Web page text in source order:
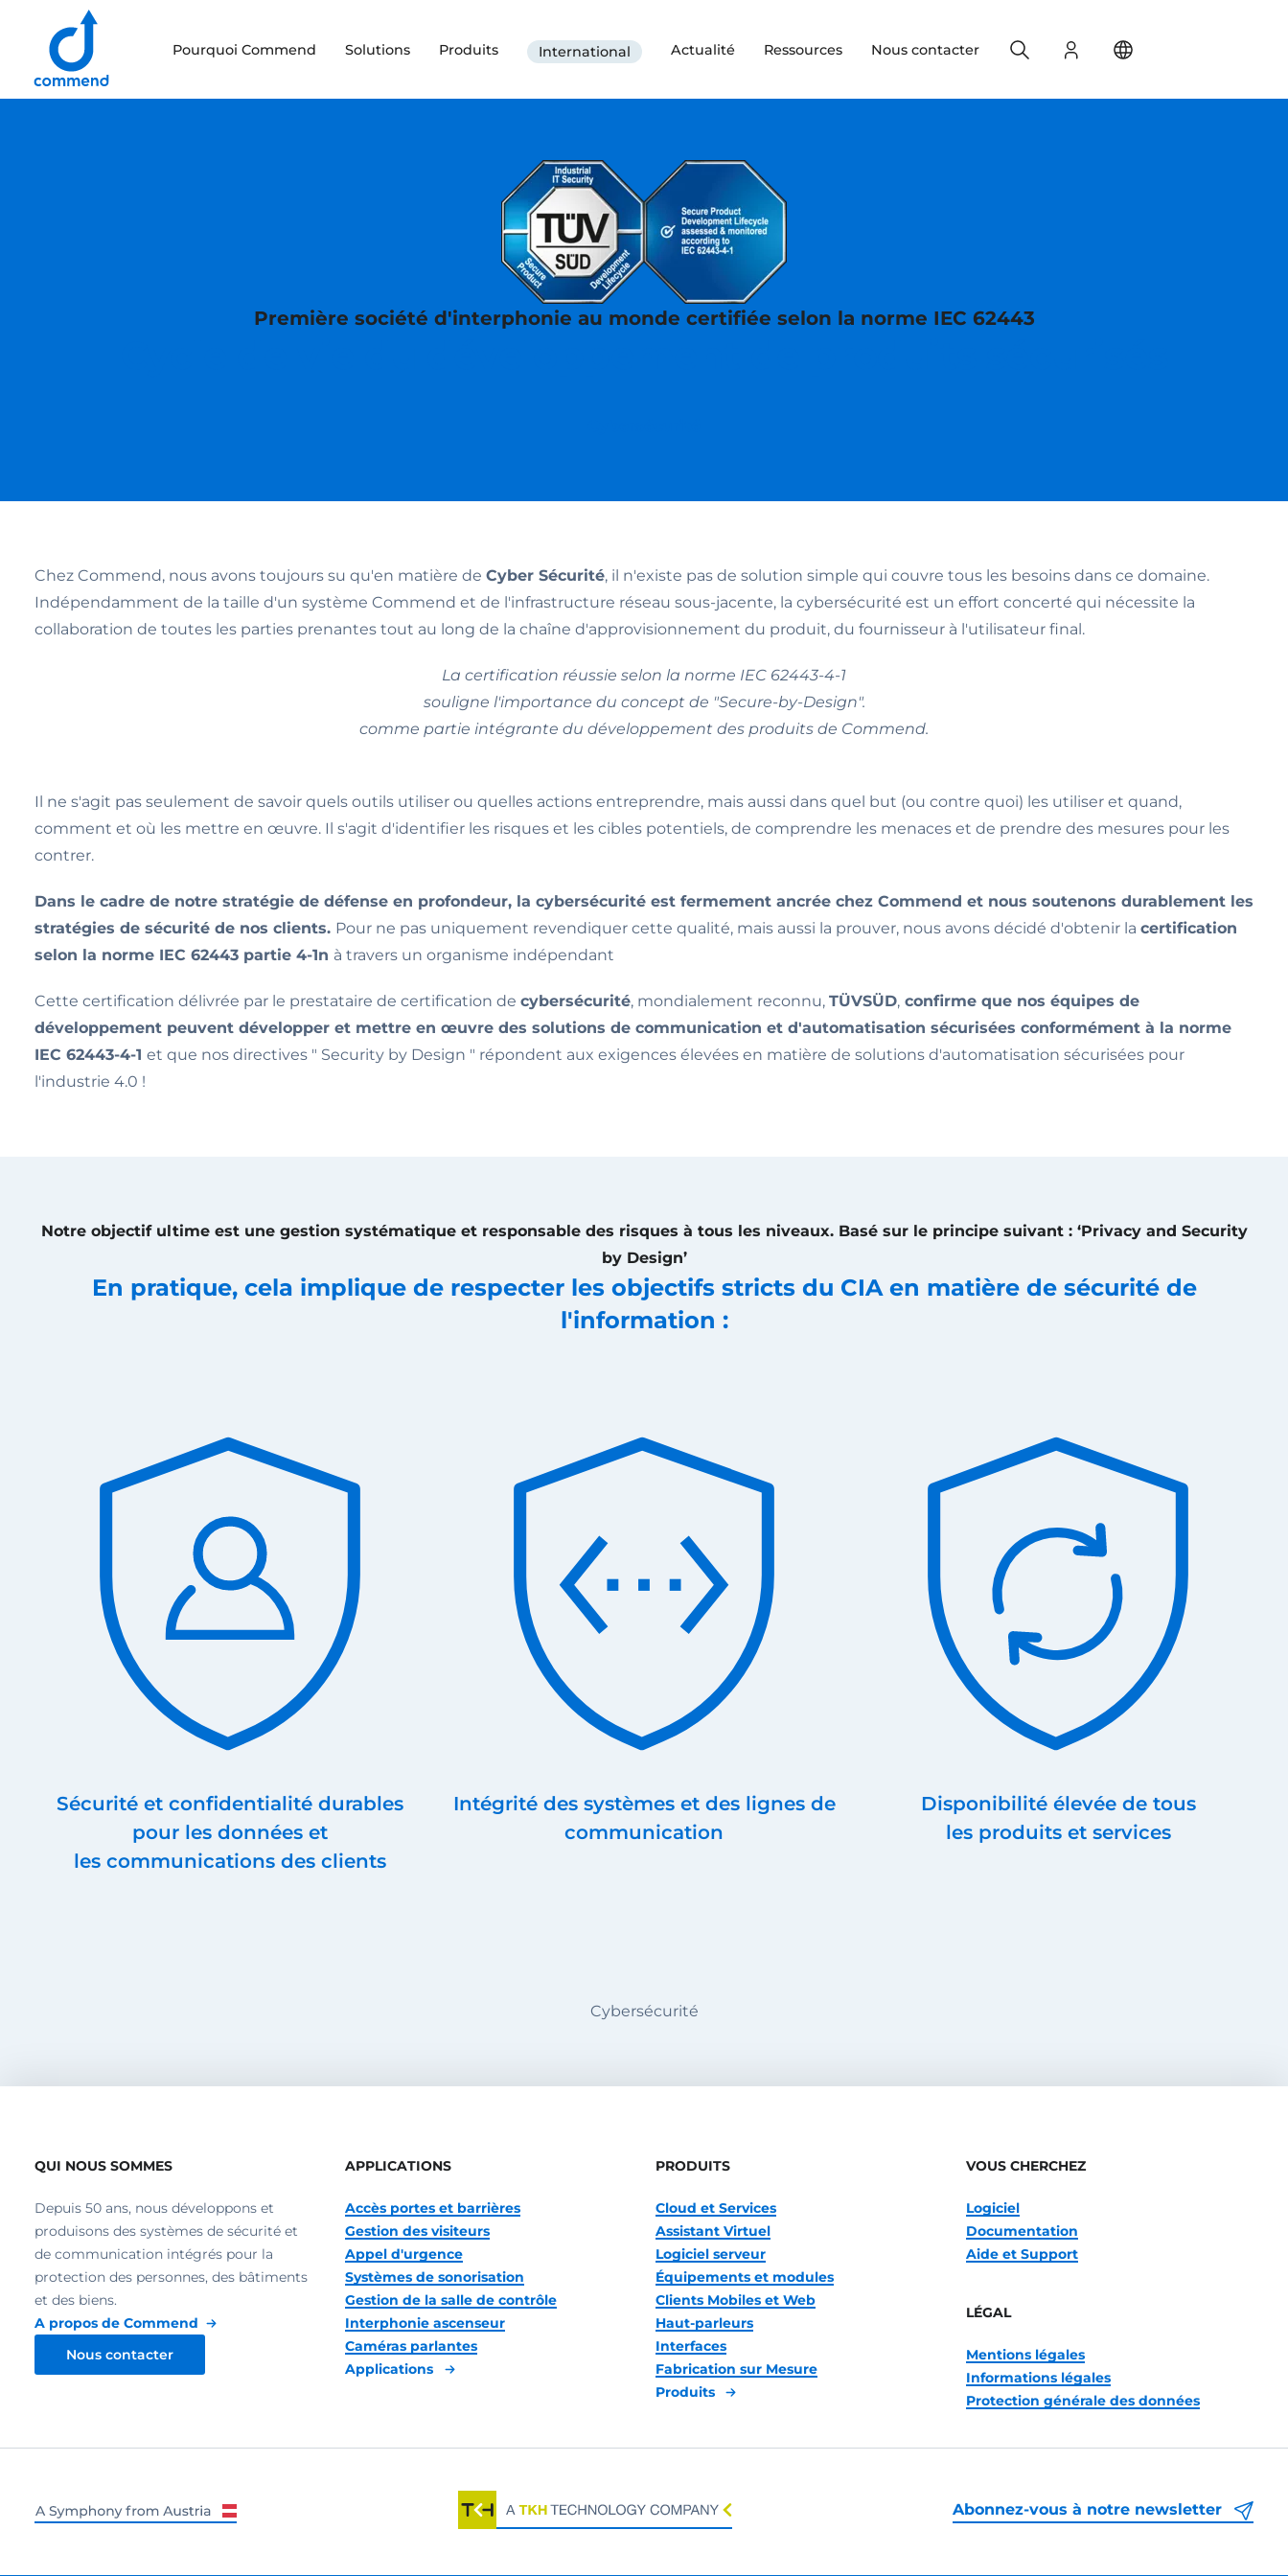
Scroll to content
Pourquoi Commend Solutions Produits International Actualité Ressources Nous contacter S'identifier
Search
Première société d'interphonie au monde certifiée selon la norme IEC 62443
Chez Commend, nous avons toujours su qu'en matière de Cyber Sécurité, il n'existe pas de solution simple qui couvre tous les besoins dans ce domaine.
Indépendamment de la taille d'un système Commend et de l'infrastructure réseau sous-jacente, la cybersécurité est un effort concerté qui nécessite la
collaboration de toutes les parties prenantes tout au long de la chaîne d'approvisionnement du produit, du fournisseur à l'utilisateur final.
La certification réussie selon la norme IEC 62443-4-1
souligne l'importance du concept de "Secure-by-Design".
comme partie intégrante du développement des produits de Commend.
Il ne s'agit pas seulement de savoir quels outils utiliser ou quelles actions entreprendre, mais aussi dans quel but (ou contre quoi) les utiliser et quand,
comment et où les mettre en œuvre. Il s'agit d'identifier les risques et les cibles potentiels, de comprendre les menaces et de prendre des mesures pour les
contrer.
Dans le cadre de notre stratégie de défense en profondeur, la cybersécurité est fermement ancrée chez Commend et nous soutenons durablement les
stratégies de sécurité de nos clients. Pour ne pas uniquement revendiquer cette qualité, mais aussi la prouver, nous avons décidé d'obtenir la certification
selon la norme IEC 62443 partie 4-1n à travers un organisme indépendant
Cette certification délivrée par le prestataire de certification de cybersécurité, mondialement reconnu, TÜVSÜD, confirme que nos équipes de
développement peuvent développer et mettre en œuvre des solutions de communication et d'automatisation sécurisées conformément à la norme
IEC 62443-4-1 et que nos directives " Security by Design " répondent aux exigences élevées en matière de solutions d'automatisation sécurisées pour
l'industrie 4.0 !
Notre objectif ultime est une gestion systématique et responsable des risques à tous les niveaux. Basé sur le principe suivant : ‘Privacy and Security
by Design’
En pratique, cela implique de respecter les objectifs stricts du CIA en matière de sécurité de
l'information :
Sécurité et confidentialité durables
pour les données et
les communications des clients
Intégrité des systèmes et des lignes de
communication
Disponibilité élevée de tous
les produits et services
Cybersécurité
QUI NOUS SOMMES
Depuis 50 ans, nous développons et
produisons des systèmes de sécurité et
de communication intégrés pour la
protection des personnes, des bâtiments
et des biens.
A propos de Commend
Nous contacter
APPLICATIONS
Accès portes et barrières
Gestion des visiteurs
Appel d'urgence
Systèmes de sonorisation
Gestion de la salle de contrôle
Interphonie ascenseur
Caméras parlantes
Applications
PRODUITS
Cloud et Services
Assistant Virtuel
Logiciel serveur
Équipements et modules
Clients Mobiles et Web
Haut-parleurs
Interfaces
Fabrication sur Mesure
Produits
VOUS CHERCHEZ
Logiciel
Documentation
Aide et Support
LÉGAL
Mentions légales
Informations légales
Protection générale des données
Abonnez-vous à notre newsletter